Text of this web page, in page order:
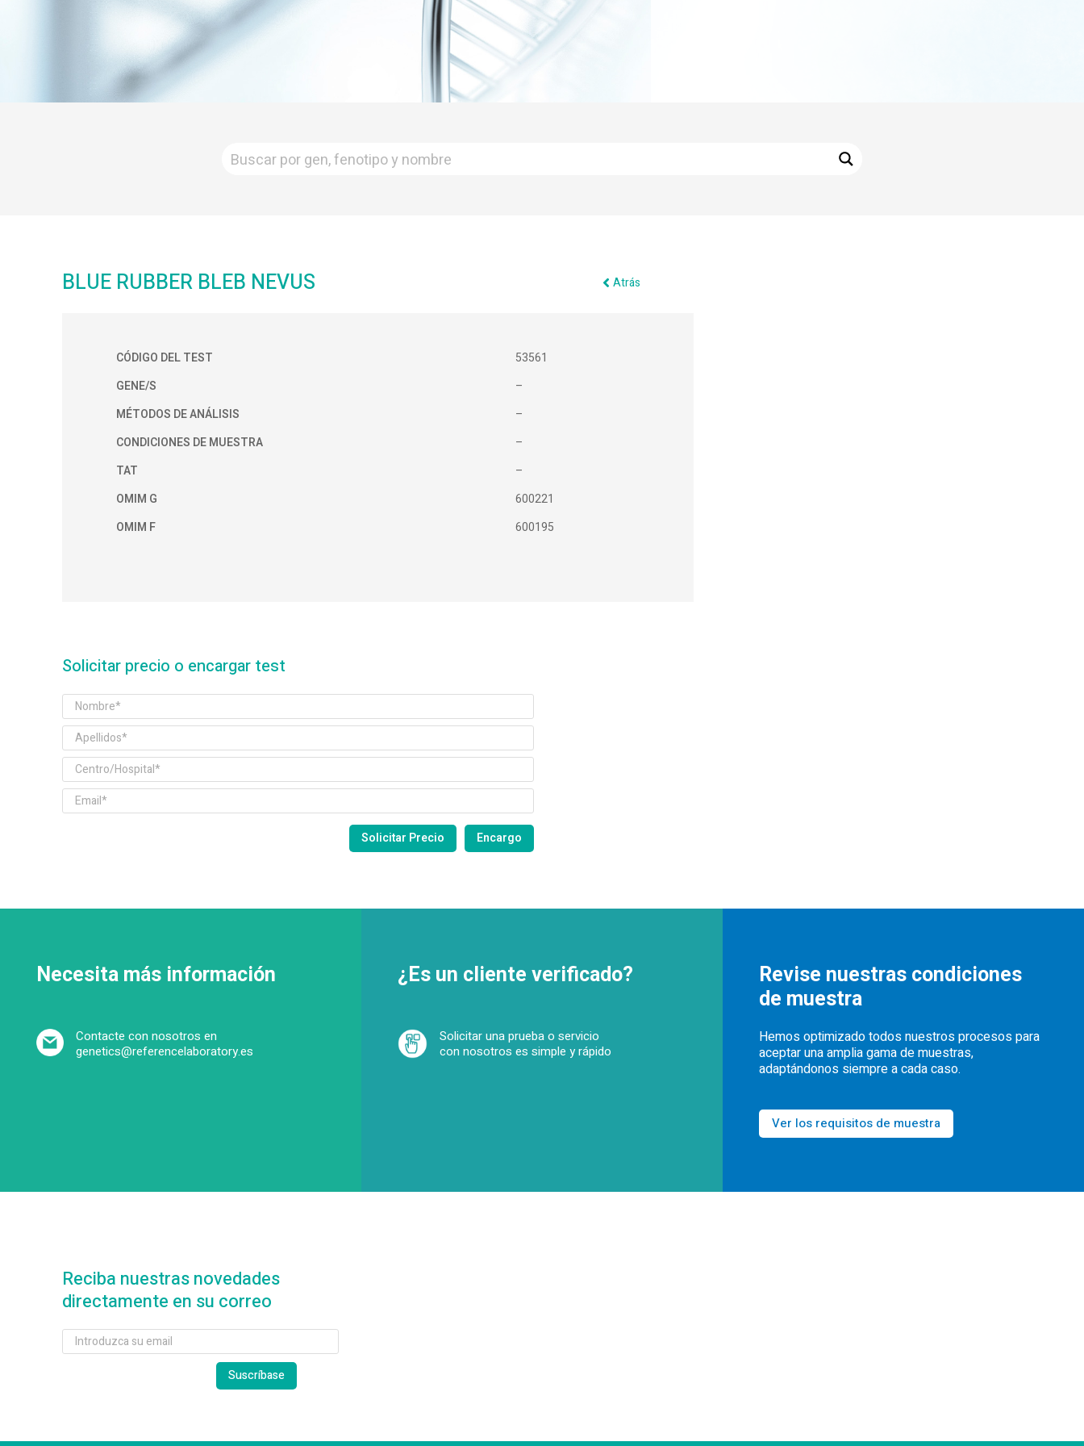
BLUE RUBBER BLEB NEVUS Atrás
CÓDIGO DEL TEST
53561
GENE/S
–
MÉTODOS DE ANÁLISIS
–
CONDICIONES DE MUESTRA
–
TAT
–
OMIM G
600221
OMIM F
600195
Solicitar precio o encargar test
Necesita más información ¿Es un cliente verificado?
Revise nuestras condiciones
de muestra
Contacte con nosotros en
genetics@referencelaboratory.es
Solicitar una prueba o servicio
con nosotros es simple y rápido
Hemos optimizado todos nuestros procesos para
aceptar una amplia gama de muestras,
adaptándonos siempre a cada caso.
Ver los requisitos de muestra
Reciba nuestras novedades
directamente en su correo